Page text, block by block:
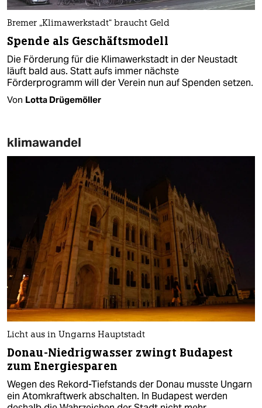
Bremer „Klimawerkstadt“ braucht Geld
Spende als Geschäftsmodell
Die Förderung für die Klimawerkstadt in der Neustadt
läuft bald aus. Statt aufs immer nächste
Förderprogramm will der Verein nun auf Spenden setzen.
Von Lotta Drügemöller
klimawandel
Licht aus in Ungarns Hauptstadt
Donau-Niedrigwasser zwingt Budapest
zum Energiesparen
Wegen des Rekord-Tiefstands der Donau musste Ungarn
ein Atomkraftwerk abschalten. In Budapest werden